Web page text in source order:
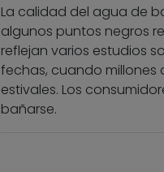
La calidad del agua de
algunos puntos negros
reflejan varios estudios
fechas, cuando millones
estivales. Los
bañarse.